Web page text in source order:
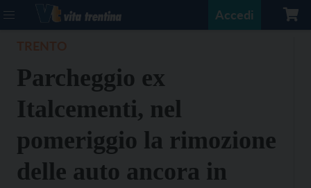
Accedi
Parcheggio ex
Italcementi, nel
pomeriggio la rimozione
delle auto ancora in